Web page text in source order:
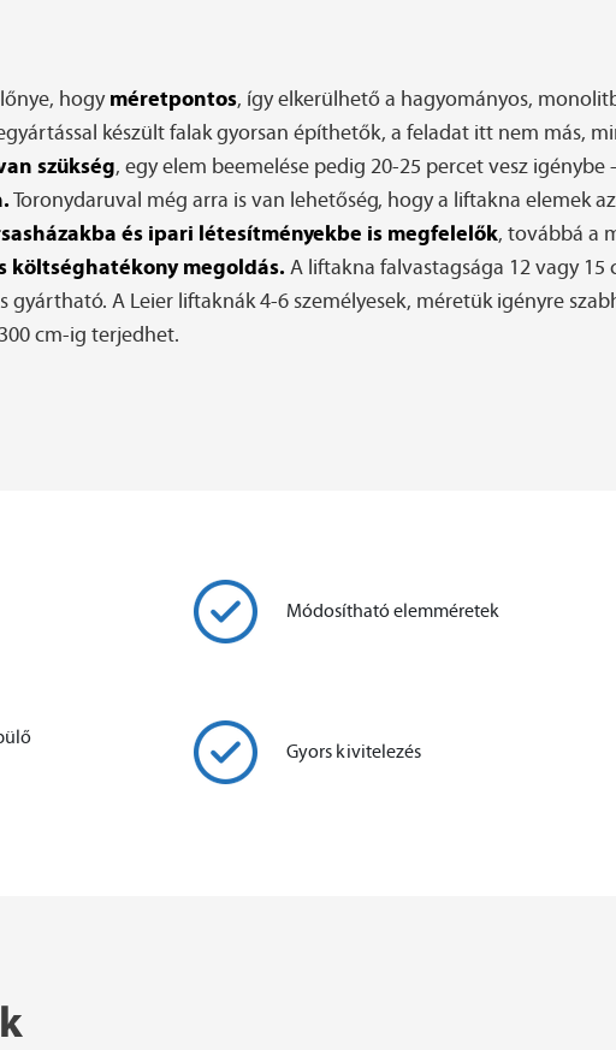
hogyméretpontos, így elkerülhető a hagyományos,
készült falak gyorsan építhetők, a feladat itt nem más,
szükség, egy elem beemelése pedig 20-25 percet vesz
Toronydaruval még arra is van lehetőség, hogy a liftakna elemek
és ipari létesítményekbe is megfelelők, továbbá a
költséghatékony megoldás. A liftakna falvastagsága 12 vagy
A Leier liftaknák 4-6 személyesek, méretük igényre
cm-ig terjedhet.
Módosítható elemméretek
Gyors kivitelezés